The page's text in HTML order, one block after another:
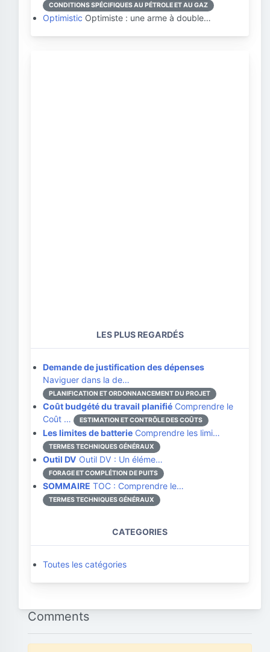
CONDITIONS SPÉCIFIQUES AU PÉTROLE ET AU GAZ
Optimistic Optimiste : une arme à double…
LES PLUS REGARDÉS
Demande de justification des dépenses
Naviguer dans la de…
PLANIFICATION ET ORDONNANCEMENT DU PROJET
Coût budgété du travail planifié Comprendre le
Coût …
ESTIMATION ET CONTRÔLE DES COÛTS
Les limites de batterie Comprendre les limi…
TERMES TECHNIQUES GÉNÉRAUX
Outil DV Outil DV : Un éléme…
FORAGE ET COMPLÉTION DE PUITS
SOMMAIRE TOC : Comprendre le…
TERMES TECHNIQUES GÉNÉRAUX
CATEGORIES
Toutes les catégories
Comments